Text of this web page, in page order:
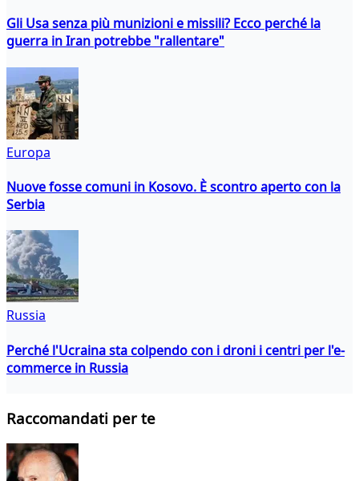
Gli Usa senza più munizioni e missili? Ecco perché la
guerra in Iran potrebbe "rallentare"
Europa
Nuove fosse comuni in Kosovo. È scontro aperto con la
Serbia
Russia
Perché l'Ucraina sta colpendo con i droni i centri per l'e-
commerce in Russia
Raccomandati per te